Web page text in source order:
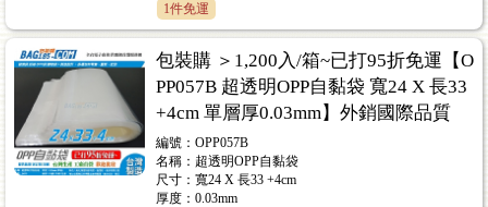
1件免運
包裝購 ＞1,200入/箱~已打95折免運【O
PP057B 超透明OPP自黏袋 寬24 X 長33
+4cm 單層厚0.03mm】外銷國際品質
編號：OPP057B
名稱：超透明OPP自黏袋
尺寸：寬24 X 長33 +4cm
厚度：0.03mm